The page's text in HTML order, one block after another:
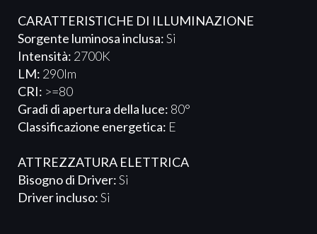
CARATTERISTICHE DI ILLUMINAZIONE
Sorgente luminosa inclusa:Si
Intensità: 2700K
LM: 290lm
CRI: >=80
Gradi di apertura della luce: 80°
Classificazione energetica: E
ATTREZZATURA ELETTRICA​​​
Bisogno di Driver:Si
Driver incluso:Si